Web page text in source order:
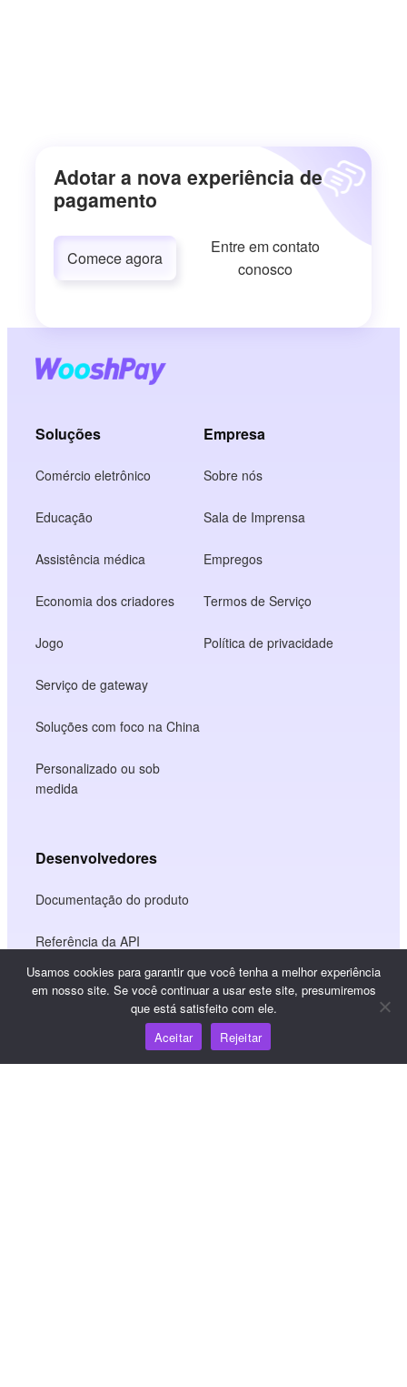
Adotar a nova experiência de
pagamento
Comece agora
Entre em contato
conosco
Soluções
Comércio eletrônico
Educação
Assistência médica
Economia dos criadores
Jogo
Serviço de gateway
Soluções com foco na China
Personalizado ou sob
medida
Empresa
Sobre nós
Sala de Imprensa
Empregos
Termos de Serviço
Política de privacidade
Desenvolvedores
Documentação do produto
Referência da API
Referência do JS SDK
Usamos cookies para garantir que você tenha a melhor experiência
em nosso site. Se você continuar a usar este site, presumiremos
que está satisfeito com ele.
Aceitar
Rejeitar